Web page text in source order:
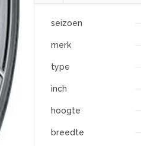
seizoen
merk
type
inch
hoogte
breedte